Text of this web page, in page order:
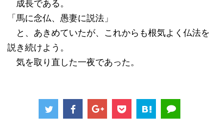
成長である。
「馬に念仏、愚妻に説法」
と、あきめていたが、これからも根気よく仏法を
説き続けよう。
気を取り直した一夜であった。